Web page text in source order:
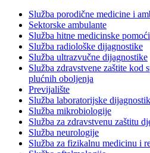
Služba porodične medicine i
Sektorske ambulante
Služba hitne medicinske pomoći
Služba radiološke dijagnostike
Služba ultrazvučne dijagnostike
Služba zdravstvene zaštite kod
plućnih oboljenja
Previjalište
Služba laboratorijske
Služba mikrobiologije
Služba za zdravstvenu zaštitu
Služba neurologije
Služba za fizikalnu medicinu i